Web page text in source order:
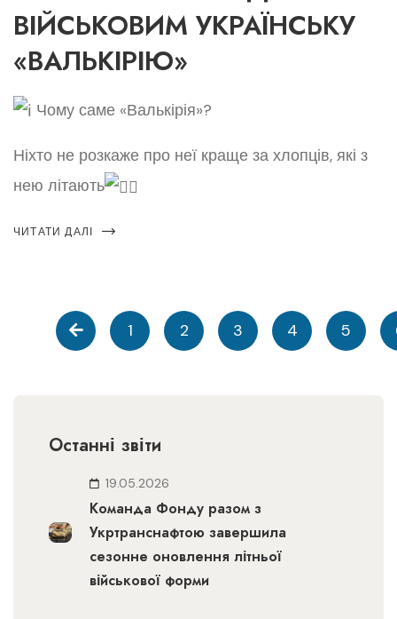
ВІЙСЬКОВИМ УКРАЇНСЬКУ
«ВАЛЬКІРІЮ»
Чому саме «Валькірія»?
Ніхто не розкаже про неї краще за хлопців, які з
нею літають
ЧИТАТИ ДАЛІ
1 2 3 4 5
Останні звіти
19.05.2026
Команда Фонду разом з
Укртранснафтою завершила
сезонне оновлення літньої
військової форми